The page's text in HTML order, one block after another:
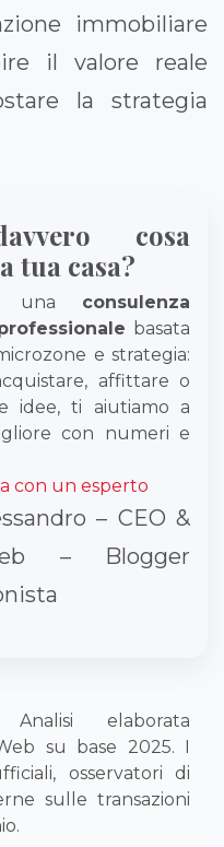
immobiliare
il valore reale
la strategia
cosa
tua casa?
una consulenza
basata
e strategia:
affittare o
idee, ti aiutiamo a
con numeri e
con un esperto
– CEO &
– Blogger
elaborata
su base 2025. I
osservatori di
sulle transazioni